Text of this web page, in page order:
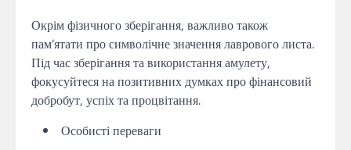
Окрім фізичного зберігання, важливо також
пам’ятати про символічне значення лаврового листа.
Під час зберігання та використання амулету,
фокусуйтеся на позитивних думках про фінансовий
добробут, успіх та процвітання.
Особисті переваги